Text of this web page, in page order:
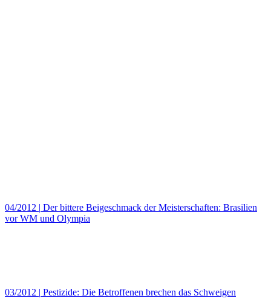
04/2012 | Der bittere Beigeschmack der Meisterschaften: Brasilien
vor WM und Olympia
03/2012 | Pestizide: Die Betroffenen brechen das Schweigen